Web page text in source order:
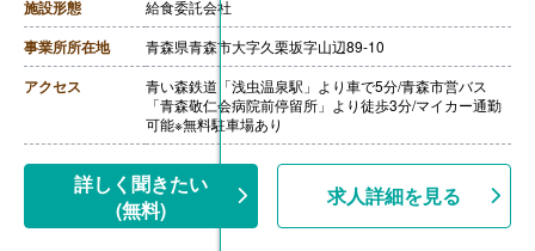
【賞与】年1回（計0.80ヶ月分）※前年度実績、業績によ
り変動あり
【通勤手当】あり（上限20,700円/月）
【昇給】あり（1月あたり1.02%）※前年度実績、業績に
より変動あり
【退職金】あり※選択制退職金制度
++++++++++++++++++++
【管理栄養士・栄養士・調理師・調理員/常勤】※パート
［内訳］
・基本給 176,165円
【賞与】なし
【通勤手当】あり（上限950円/日）
施設形態 給食委託会社
事業所所在地 青森県青森市大字久栗坂字山辺89-10
アクセス
青い森鉄道「浅虫温泉駅」より車で5分/青森市営バス
「青森敬仁会病院前停留所」より徒歩3分/マイカー通勤
可能※無料駐車場あり
詳しく聞きたい
(無料)
求人詳細を見る